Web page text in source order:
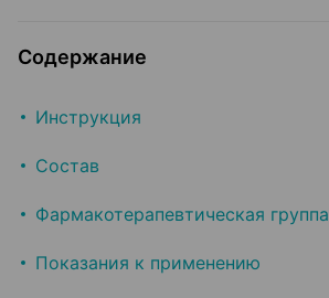
Содержание
Инструкция
Состав
Фармакотерапевтическая группа
Показания к применению